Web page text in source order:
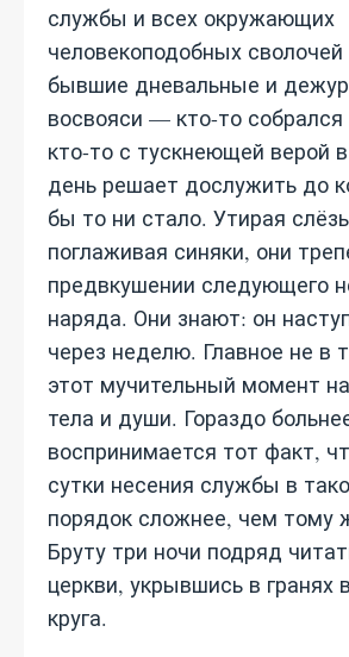
службы и всех окружающих
человекоподобных
бывшие дневальные и
восвояси — кто-то
кто-то с тускнеющей верой
день решает дослужить до
бы то ни стало. Утирая
поглаживая синяки, они
предвкушении следующего
наряда. Они знают: он
через неделю. Главное не в
этот мучительный момент
тела и души. Гораздо
воспринимается тот факт,
сутки несения службы в
порядок сложнее, чем тому
Бруту три ночи подряд
церкви, укрывшись в гранях
круга.